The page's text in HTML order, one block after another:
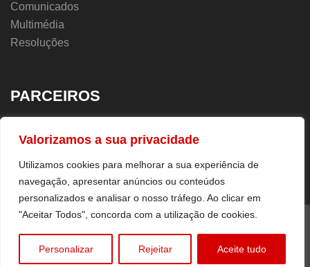
Valorizamos a sua privacidade
Utilizamos cookies para melhorar a sua experiência de
navegação, apresentar anúncios ou conteúdos
personalizados e analisar o nosso tráfego. Ao clicar em
"Aceitar Todos", concorda com a utilização de cookies.
Personalizar Rejeitar Aceite tudo
Comunicados
Multimédia
Resoluções
PARCEIROS
Sindicatos